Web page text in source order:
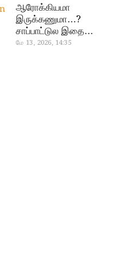
ஆரோக்கியமா
இருக்கணுமா…?
சாப்பாட்டுல இதை
எல்லாம்
மே 13, 2026, 14:35